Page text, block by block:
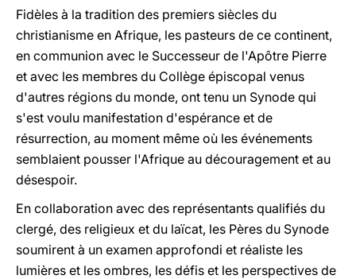
Fidèles à la tradition des premiers siècles du
christianisme en Afrique, les pasteurs de ce continent,
en communion avec le Successeur de l'Apôtre Pierre
et avec les membres du Collège épiscopal venus
d'autres régions du monde, ont tenu un Synode qui
s'est voulu manifestation d'espérance et de
résurrection, au moment même où les événements
semblaient pousser l'Afrique au découragement et au
désespoir.
En collaboration avec des représentants qualifiés du
clergé, des religieux et du laïcat, les Pères du Synode
soumirent à un examen approfondi et réaliste les
lumières et les ombres, les défis et les perspectives de